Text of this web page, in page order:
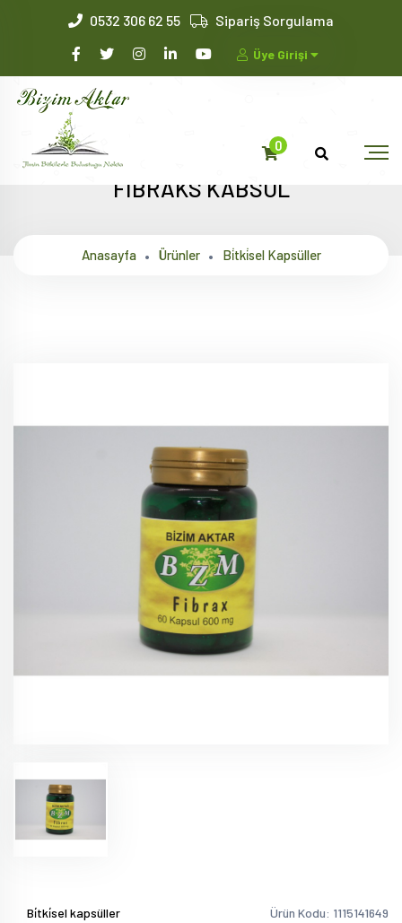
0532 306 62 55 Sipariş Sorgulama
Üye Girişi
0
FİBRAKS KABSUL
Anasayfa Ürünler Bi̇tki̇sel Kapsüller
Bi̇tki̇sel kapsüller Ürün Kodu: 1115141649